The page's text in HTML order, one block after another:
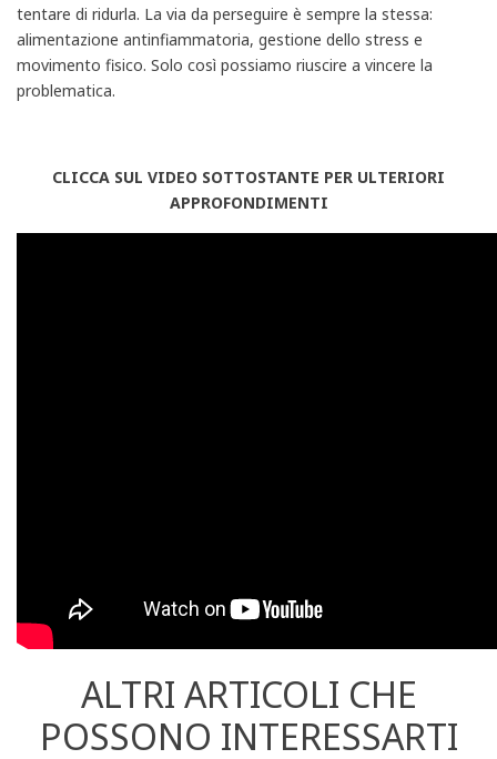
tentare di ridurla. La via da perseguire è sempre la stessa:
alimentazione antinfiammatoria, gestione dello stress e
movimento fisico. Solo così possiamo riuscire a vincere la
problematica.
CLICCA SUL VIDEO SOTTOSTANTE PER ULTERIORI
APPROFONDIMENTI
ALTRI ARTICOLI CHE
POSSONO INTERESSARTI